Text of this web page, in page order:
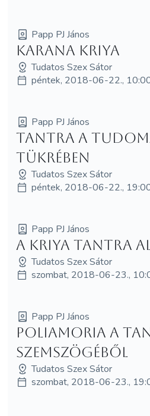
Papp PJ János
Karana Kriya
Tudatos Szex Sátor
péntek, 2018-06-22.,
Papp PJ János
Tantra a
tükrében
Tudatos Szex Sátor
péntek, 2018-06-22.,
Papp PJ János
A Kriya Tantra
Tudatos Szex Sátor
szombat, 2018-06-23.,
Papp PJ János
Poliamoria a
szemszögéből
Tudatos Szex Sátor
szombat, 2018-06-23.,